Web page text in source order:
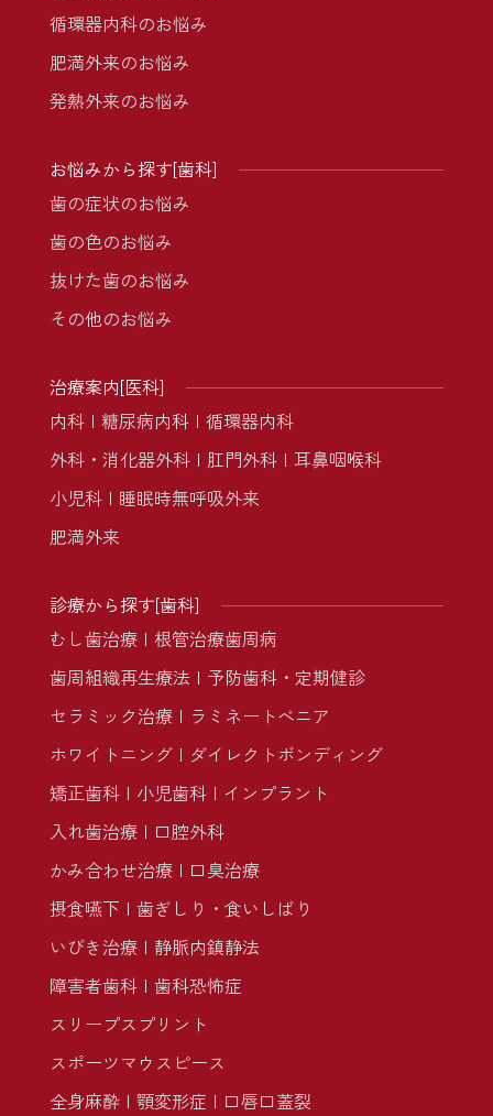
循環器内科のお悩み
肥満外来のお悩み
発熱外来のお悩み
お悩みから探す[歯科]
歯の症状のお悩み
歯の色のお悩み
抜けた歯のお悩み
その他のお悩み
治療案内[医科]
内科
糖尿病内科
循環器内科
外科・消化器外科
肛門外科
耳鼻咽喉科
小児科
睡眠時無呼吸外来
肥満外来
診療から探す[歯科]
むし歯治療
根管治療歯周病
歯周組織再生療法
予防歯科・定期健診
セラミック治療
ラミネートべニア
ホワイトニング
ダイレクトボンディング
矯正歯科
小児歯科
インプラント
入れ歯治療
口腔外科
かみ合わせ治療
口臭治療
摂食嚥下
歯ぎしり・食いしばり
いびき治療
静脈内鎮静法
障害者歯科
歯科恐怖症
スリープスプリント
スポーツマウスピース
全身麻酔
顎変形症
口唇口蓋裂